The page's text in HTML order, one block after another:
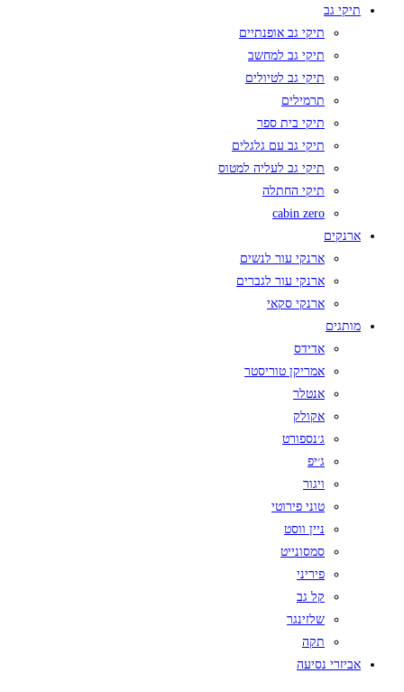
תיקי גב
תיקי גב אופנתיים
תיקי גב למחשב
תיקי גב לטיולים
תרמילים
תיקי בית ספר
תיקי גב עם גלגלים
תיקי גב לעליה למטוס
תיקי החתלה
cabin zero
ארנקים
ארנקי עור לנשים
ארנקי עור לגברים
ארנקי סקאי
מותגים
אדידס
אמריקן טוריסטר
אנטלר
אקולק
ג׳נספורט
ג׳יפ
ויגור
טוני פירוטי
ניין ווסט
סמסונייט
פיריני
קל גב
שלזינגר
תקה
אביזרי נסיעה